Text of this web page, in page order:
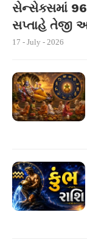
સેન્સેક્સમાં
સપ્તાહે તેજી
17 - July - 2026